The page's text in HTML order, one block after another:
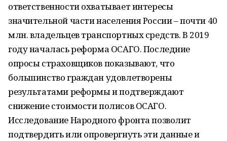
ответственности охватывает интересы
значительной части населения России – почти 40
млн. владельцев транспортных средств. В 2019
году началась реформа ОСАГО. Последние
опросы страховщиков показывают, что
большинство граждан удовлетворены
результатами реформы и подтверждают
снижение стоимости полисов ОСАГО.
Исследование Народного фронта позволит
подтвердить или опровергнуть эти данные и